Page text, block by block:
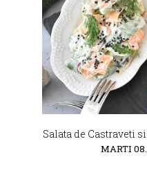
Salata de Castraveti
MARTI